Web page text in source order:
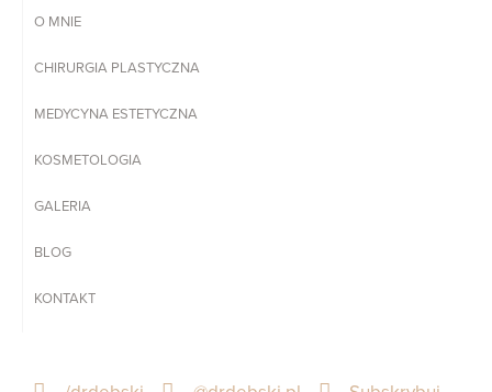
O MNIE
CHIRURGIA PLASTYCZNA
MEDYCYNA ESTETYCZNA
KOSMETOLOGIA
GALERIA
BLOG
KONTAKT